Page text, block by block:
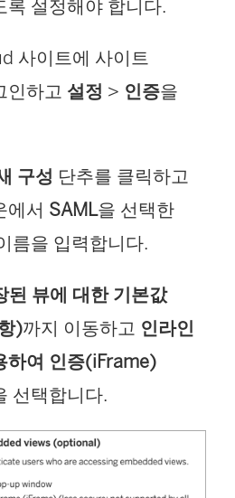
록 설정해야 합니다.
사이트에 사이트
인하고 설정 > 인증을
구성 단추를 클릭하고
에서 SAML을 선택한
름을 입력합니다.
된 뷰에 대한 기본값
)까지 이동하고 인라인
하여 인증(iFrame)
선택합니다.